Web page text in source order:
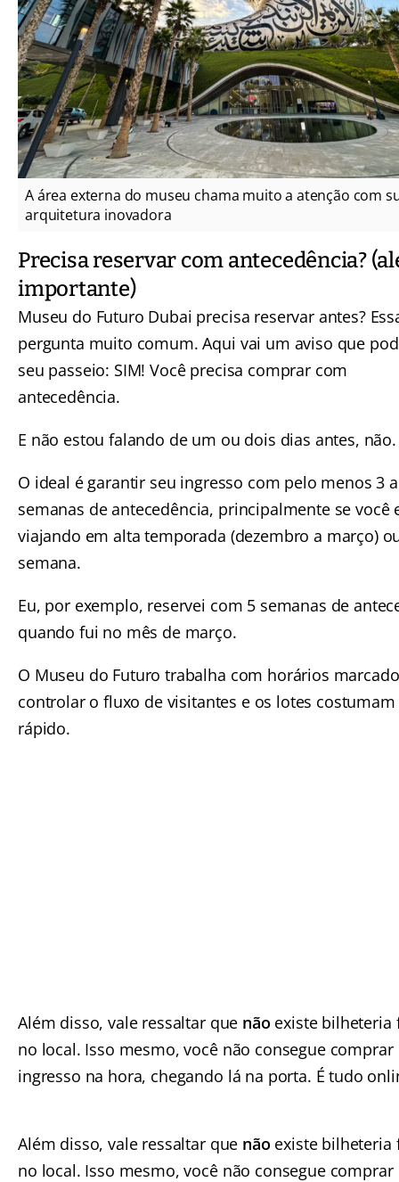
A área externa do museu chama muito a atenção com
arquitetura inovadora
Precisa reservar com antecedência?
importante)
Museu do Futuro Dubai precisa reservar antes?
pergunta muito comum. Aqui vai um aviso que
seu passeio: SIM! Você precisa comprar com
antecedência.
E não estou falando de um ou dois dias antes, não.
O ideal é garantir seu ingresso com pelo menos 3
semanas de antecedência, principalmente se você
viajando em alta temporada (dezembro a março)
semana.
Eu, por exemplo, reservei com 5 semanas de
quando fui no mês de março.
O Museu do Futuro trabalha com horários
controlar o fluxo de visitantes e os lotes
rápido.
Além disso, vale ressaltar que não existe bilheteria
no local. Isso mesmo, você não consegue comprar
ingresso na hora, chegando lá na porta. É tudo
Além disso, vale ressaltar que não existe bilheteria
no local. Isso mesmo, você não consegue comprar